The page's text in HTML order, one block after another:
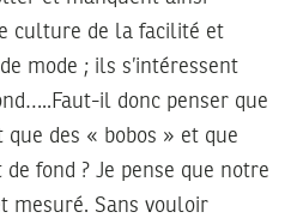
culture de la facilité et
mode ; ils s’intéressent
il donc penser que
que des « bobos » et que
fond ? Je pense que notre
mesuré. Sans vouloir